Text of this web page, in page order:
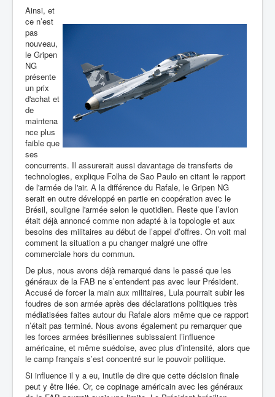
Ainsi, et
ce n’est
pas
nouveau,
le Gripen
NG
présente
un prix
d'achat et
de
maintena
nce plus
faible que
ses
concurrents. Il assurerait aussi davantage de transferts de
technologies, explique Folha de Sao Paulo en citant le rapport
de l'armée de l'air. A la différence du Rafale, le Gripen NG
serait en outre développé en partie en coopération avec le
Brésil, souligne l'armée selon le quotidien. Reste que l’avion
était déjà annoncé comme non adapté à la topologie et aux
besoins des militaires au début de l’appel d’offres. On voit mal
comment la situation a pu changer malgré une offre
commerciale hors du commun.
De plus, nous avons déjà remarqué dans le passé que les
généraux de la FAB ne s’entendent pas avec leur Président.
Accusé de forcer la main aux militaires, Lula pourrait subir les
foudres de son armée après des déclarations politiques très
médiatisées faites autour du Rafale alors même que ce rapport
n’était pas terminé. Nous avons également pu remarquer que
les forces armées brésiliennes subissaient l’influence
américaine, et même suédoise, avec plus d’intensité, alors que
le camp français s’est concentré sur le pouvoir politique.
Si influence il y a eu, inutile de dire que cette décision finale
peut y être liée. Or, ce copinage américain avec les généraux